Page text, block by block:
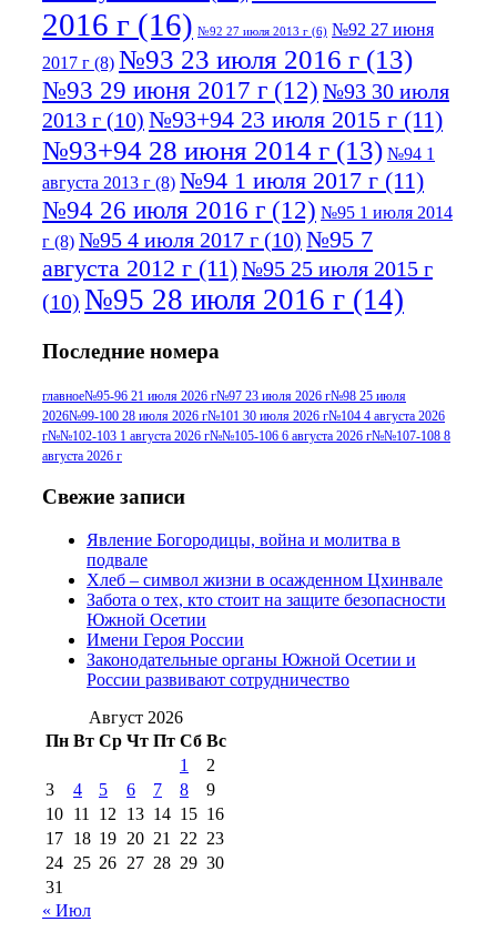
2016 г (16) №92 27 июля 2013 г (6) №92 27 июня
2017 г (8) №93 23 июля 2016 г (13)
№93 29 июня 2017 г (12) №93 30 июля
2013 г (10) №93+94 23 июля 2015 г (11)
№93+94 28 июня 2014 г (13) №94 1
августа 2013 г (8) №94 1 июля 2017 г (11)
№94 26 июля 2016 г (12) №95 1 июля 2014
г (8) №95 4 июля 2017 г (10) №95 7
августа 2012 г (11)№95 25 июля 2015 г
(10) №95 28 июля 2016 г (14)
июля 2017 г(11)№96 9 августа 2012
г(13) №96 28 июля 2015 г(9) №96+97 3
июля 2014 г(10)№96+97 30 июля
2016 г(13)
июля 2017 г
2012 г
(15)
№97 30 июля 2015 г
(15)№98 1 августа 2015 г
августа 2016 г(10)№98 5 июля 2014 г(10)
№98 8 августа 2013 г
августа 2012 г(14) №98+99 11 июля
2017 г(9)
№99 4 августа
2016 г(12) №99 8 июля 2014 г
августа 2012 г(11)
августа 2013 г
(12)
Последние номера
главное№95-96 21 июля 2026 г№97 23 июля 2026 г№98 25 июля
2026№99-100 28 июля 2026 г№101 30 июля 2026 г№104 4 августа 2026
г№№102-103 1 августа 2026 г№№105-106 6 августа 2026 г№№107-108 8
августа 2026 г
Свежие записи
Явление Богородицы, война и молитва в
подвале
Хлеб – символ жизни в осажденном Цхинвале
Забота о тех, кто стоит на защите безопасности
Южной Осетии
Имени Героя России
Законодательные органы Южной Осетии и
России развивают сотрудничество
Август 2026
Пн Вт Ср Чт Пт Сб Вс
1
2
3
4 5 6 7 8
9
10 11 12 13 14 15 16
17 18 19 20 21 22 23
24 25 26 27 28 29 30
31
« Июл